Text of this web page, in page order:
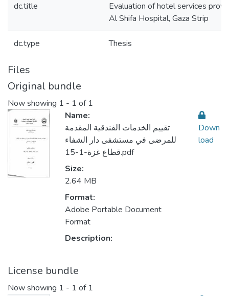
dc.title
Evaluation of hotel services
Al Shifa Hospital, Gaza Strip
dc.type Thesis
Files
Original bundle
Now showing 1 - 1 of 1
Name:
تقييم الخدمات الفندقية المقدمة
للمرضى في مستشفى دار الشفاء
قطاع غزة-1-15.pdf
Size:
2.64 MB
Format:
Adobe Portable Document
Format
Description:
Down
load
License bundle
Now showing 1 - 1 of 1